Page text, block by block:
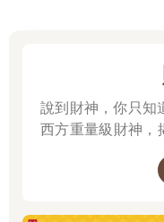
說到財神，你只知
西方重量級財神，
慧與正能量；從